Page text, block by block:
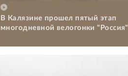
В Калязине прошел пятый этап
многодневной велогонки "Россия"